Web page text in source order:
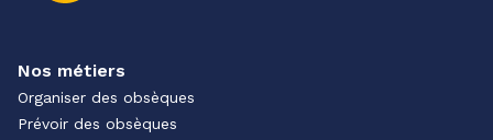
Nos métiers
Organiser des obsèques
Prévoir des obsèques